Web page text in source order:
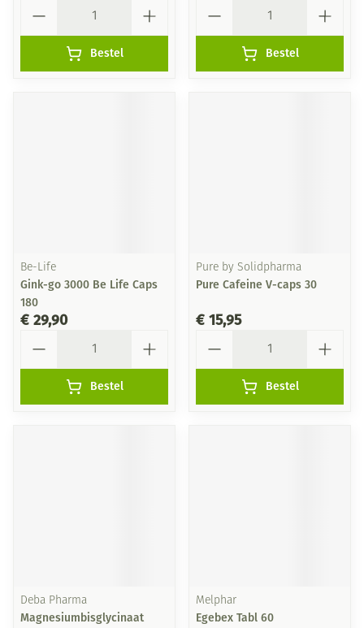
Bestel Bestel
Be-Life
Gink-go 3000 Be Life Caps
180
€ 29,90
Bestel
Pure by Solidpharma
Pure Cafeine V-caps 30
€ 15,95
Bestel
Deba Pharma
Magnesiumbisglycinaat
Melphar
Egebex Tabl 60